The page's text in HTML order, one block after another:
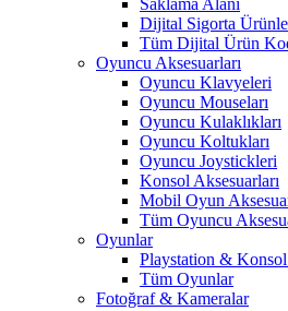
Saklama Alanı
Dijital Sigorta
Tüm Dijital Ürün
Oyuncu Aksesuarları
Oyuncu Klavyeleri
Oyuncu Mouseları
Oyuncu Kulaklıkları
Oyuncu Koltukları
Oyuncu Joystickleri
Konsol Aksesuarları
Mobil Oyun
Tüm Oyuncu
Oyunlar
Playstation & Konsol
Tüm Oyunlar
Fotoğraf & Kameralar